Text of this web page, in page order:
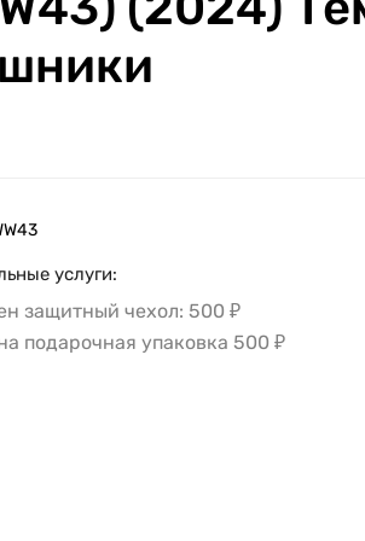
услуги:
защитный чехол:500₽
подарочная упаковка500₽